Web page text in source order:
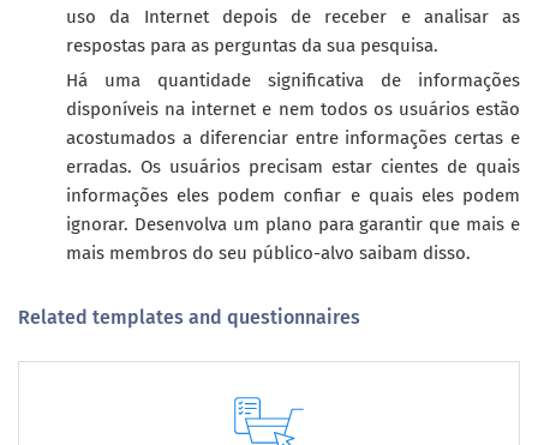
uso da Internet depois de receber e analisar as
respostas para as perguntas da sua pesquisa.
Há uma quantidade significativa de informações
disponíveis na internet e nem todos os usuários estão
acostumados a diferenciar entre informações certas e
erradas. Os usuários precisam estar cientes de quais
informações eles podem confiar e quais eles podem
ignorar. Desenvolva um plano para garantir que mais e
mais membros do seu público-alvo saibam disso.
Related templates and questionnaires